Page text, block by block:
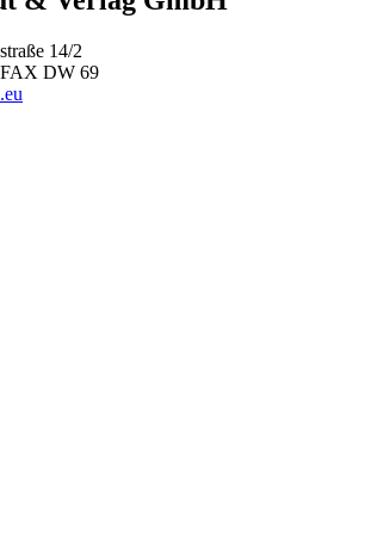
14/2
DW 69